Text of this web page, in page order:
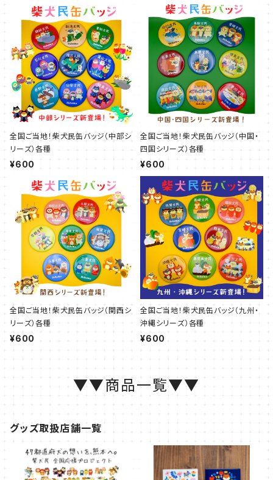
全国ご当地！柴犬民缶バッジ（中部シ
リーズ）各種
¥600
全国ご当地！柴犬民缶バッジ（中国・
四国シリーズ）各種
¥600
全国ご当地！柴犬民缶バッジ（関西シ
リーズ）各種
¥600
全国ご当地！柴犬民缶バッジ（九州・
沖縄シリーズ）各種
¥600
▼▼商品一覧▼▼
グッズ取扱店舗一覧